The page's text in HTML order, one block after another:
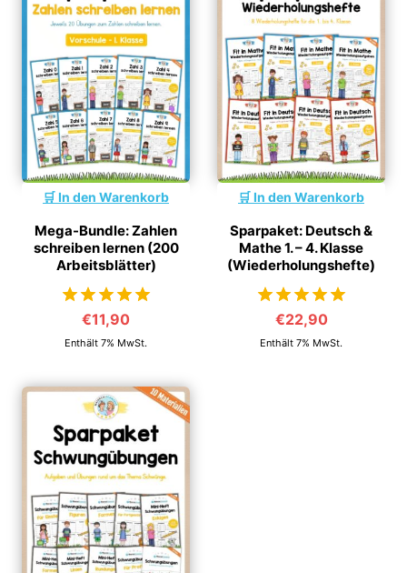
In den Warenkorb
Mega-Bundle: Zahlen
schreiben lernen (200
Arbeitsblätter)
von 5
€11,90
Enthält 7% MwSt.
In den Warenkorb
Sparpaket: Deutsch &
Mathe 1. – 4. Klasse
(Wiederholungshefte)
von 5
€22,90
Enthält 7% MwSt.